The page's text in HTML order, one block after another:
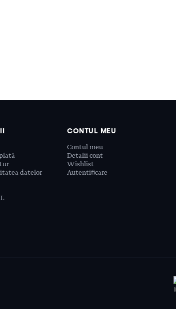
datelor
CONTUL MEU
Contul meu
Detalii cont
Wishlist
Autentificare